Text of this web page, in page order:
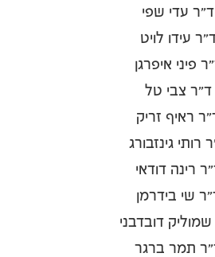
ד"ר עדי שפי
עידו לויט
פיני איפרגן
ד"ר צבי טל
ראיף זריק
רותי גינזבורג
רינה דודאי
שי בידרמן
דובדבני
תמר ברגר